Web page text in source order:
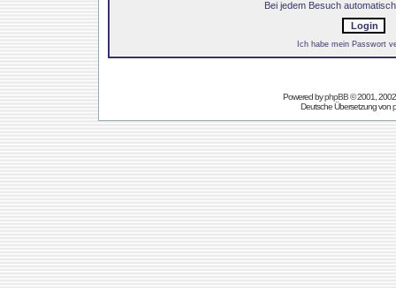
Bei jedem Besuch
Ich habe mein Passwort
Powered byphpBB© 2001,
Deutsche Übersetzung von